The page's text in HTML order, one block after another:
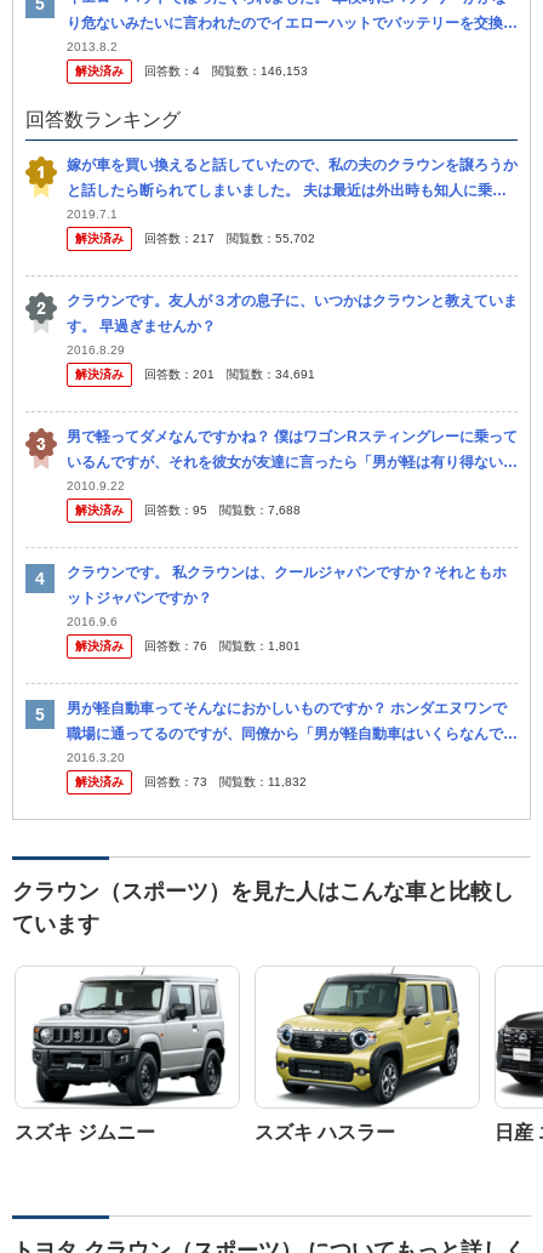
り危ないみたいに言われたのでイエローハットでバッテリーを交換し
に行きました。 私は一番安い９千円のバッテリーを選び ました。工
賃...
2013.8.2
解決済み
回答数： 4 閲覧数： 146,153
回答数ランキング
嫁が車を買い換えると話していたので、私の夫のクラウンを譲ろうか
と話したら断られてしまいました。 夫は最近は外出時も知人に乗せ
てもらう事が多いですし、嫁も買い出しで週に2回程度しか乗らない
ので、 ...
2019.7.1
解決済み
回答数： 217 閲覧数： 55,702
クラウンです。友人が３才の息子に、いつかはクラウンと教えていま
す。 早過ぎませんか？
2016.8.29
解決済み
回答数： 201 閲覧数： 34,691
男で軽ってダメなんですかね？ 僕はワゴンRスティングレーに乗って
いるんですが、それを彼女が友達に言ったら「男が軽は有り得ない」
と言われたらしいです。 それを聞いてなんとなく腹がたちました。
やっぱ...
2010.9.22
解決済み
回答数： 95 閲覧数： 7,688
クラウンです。 私クラウンは、クールジャパンですか？それともホ
ットジャパンですか？
2016.9.6
解決済み
回答数： 76 閲覧数： 1,801
男が軽自動車ってそんなにおかしいものですか？ ホンダエヌワンで
職場に通ってるのですが、同僚から「男が軽自動車はいくらなんでも
おかしいよ。クラウンみたいな高級車じゃなくても良いからせ めて3
ナンバ...
2016.3.20
解決済み
回答数： 73 閲覧数： 11,832
クラウン（スポーツ）を見た人はこんな車と比較し
ています
スズキ ジムニー スズキ ハスラー 日産